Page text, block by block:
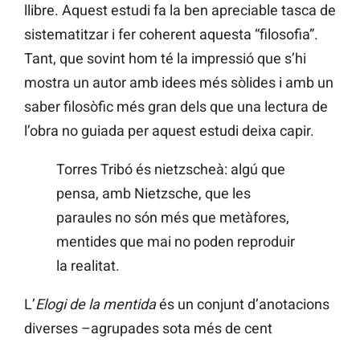
llibre. Aquest estudi fa la ben apreciable tasca de
sistematitzar i fer coherent aquesta “filosofia”.
Tant, que sovint hom té la impressió que s’hi
mostra un autor amb idees més sòlides i amb un
saber filosòfic més gran dels que una lectura de
l’obra no guiada per aquest estudi deixa capir.
Torres Tribó és nietzscheà: algú que
pensa, amb Nietzsche, que les
paraules no són més que metàfores,
mentides que mai no poden reproduir
la realitat.
L’Elogi de la mentidaés un conjunt d’anotacions
diverses –agrupades sota més de cent